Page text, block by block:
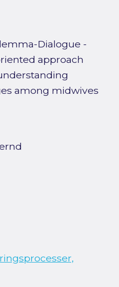
Dialogue -
approach
among midwives